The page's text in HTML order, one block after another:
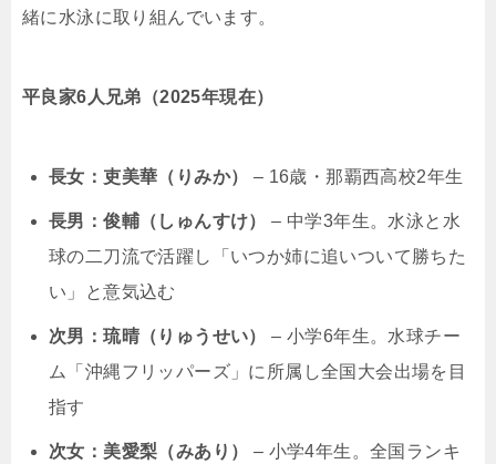
緒に水泳に取り組んでいます。
平良家6人兄弟（2025年現在）
長女：吏美華（りみか） – 16歳・那覇西高校2年生
長男：俊輔（しゅんすけ）
– 中学3年生。水泳と水
球の二刀流で活躍し「いつか姉に追いついて勝ちた
い」と意気込む
次男：琉晴（りゅうせい）
– 小学6年生。水球チー
ム「沖縄フリッパーズ」に所属し全国大会出場を目
指す
次女：美愛梨（みあり）
– 小学4年生。全国ランキ